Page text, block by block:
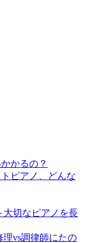
かるの？
ピアノ、どんな
大切なピアノを長
理vs調律師にたの